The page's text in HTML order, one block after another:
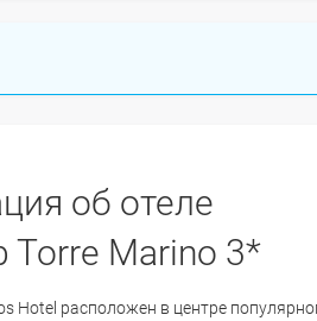
об отеле
Torre Marino 3*
Hotel расположен в центре